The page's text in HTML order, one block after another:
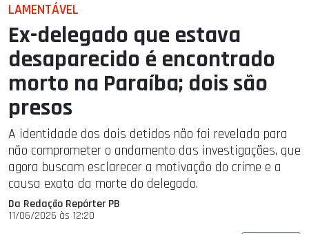
LAMENTÁVEL
Ex-delegado que estava
desaparecido é encontrado
morto na Paraíba; dois são
presos
A identidade dos dois detidos não foi revelada para
não comprometer o andamento das investigações, que
agora buscam esclarecer a motivação do crime e a
causa exata da morte do delegado.
Da Redação Repórter PB
11/06/2026 às 12:20